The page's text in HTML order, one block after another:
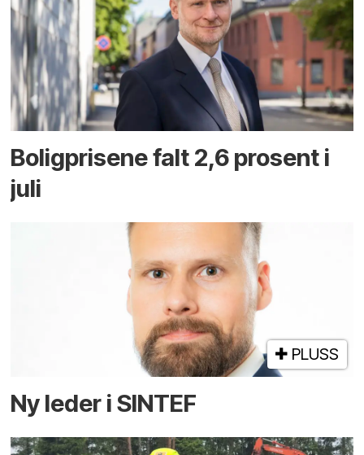
Boligprisene falt 2,6 prosent i
juli
PLUSS
Ny leder i SINTEF